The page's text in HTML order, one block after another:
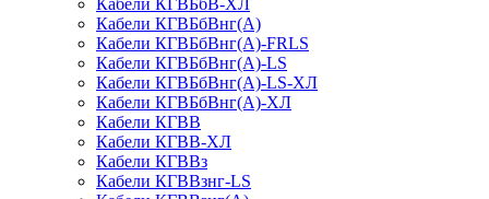
Кабели КГВБбВ-ХЛ
Кабели КГВБбВнг(А)
Кабели КГВБбВнг(А)-FRLS
Кабели КГВБбВнг(А)-LS
Кабели КГВБбВнг(А)-LS-ХЛ
Кабели КГВБбВнг(А)-ХЛ
Кабели КГВВ
Кабели КГВВ-ХЛ
Кабели КГВВз
Кабели КГВВзнг-LS